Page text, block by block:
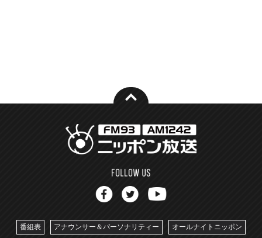
番組表 アナウンサー＆パーソナリティー オールナイトニッポン